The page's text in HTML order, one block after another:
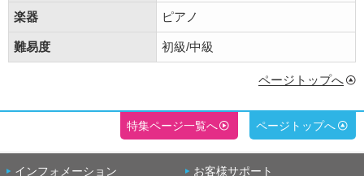
楽器 ピアノ
難易度 初級/中級
ページトップへ
特集ページ一覧へ ページトップへ
インフォメーション お客様サポート